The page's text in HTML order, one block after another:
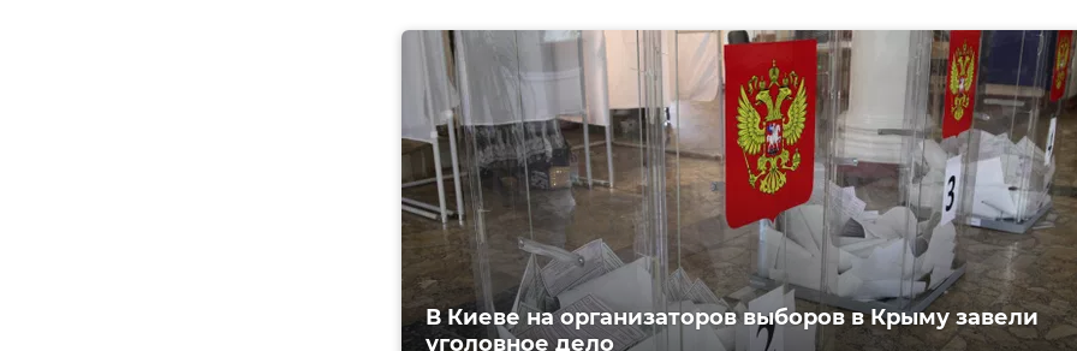
В Киеве на организаторов выборов в Крыму завели
уголовное дело